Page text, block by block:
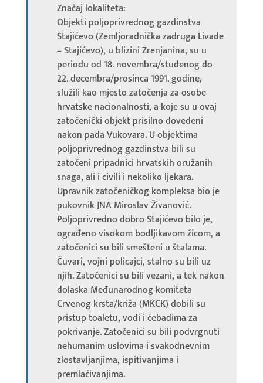
Značaj lokaliteta:
Objekti poljoprivrednog gazdinstva
Stajićevo (Zemljoradnička zadruga Livade
– Stajićevo), u blizini Zrenjanina, su u
periodu od 18. novembra/studenog do
22. decembra/prosinca 1991. godine,
služili kao mjesto zatočenja za osobe
hrvatske nacionalnosti, a koje su u ovaj
zatočenički objekt prisilno dovedeni
nakon pada Vukovara. U objektima
poljoprivrednog gazdinstva bili su
zatočeni pripadnici hrvatskih oružanih
snaga, ali i civili i nekoliko ljekara.
Upravnik zatočeničkog kompleksa bio je
pukovnik JNA Miroslav Živanović.
Poljoprivredno dobro Stajićevo bilo je,
ograđeno visokom bodljikavom žicom, a
zatočenici su bili smešteni u štalama.
Čuvari, vojni policajci, stalno su bili uz
njih. Zatočenici su bili vezani, a tek nakon
dolaska Međunarodnog komiteta
Crvenog krsta/križa (MKCK) dobili su
pristup toaletu, vodi i ćebadima za
pokrivanje. Zatočenici su bili podvrgnuti
nehumanim uslovima i svakodnevnim
zlostavljanjima, ispitivanjima i
premlaćivanjima.